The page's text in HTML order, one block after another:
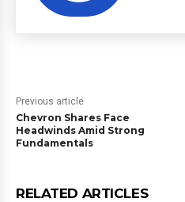
Previous article
Chevron Shares Face
Headwinds Amid Strong
Fundamentals
RELATED ARTICLES